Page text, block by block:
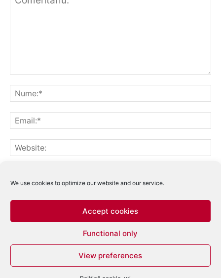
We use cookies to optimize our website and our service.
Accept cookies
Functional only
View preferences
Notifică-mă prin email când sunt publicate articole noi.
Acest site folosește Akismet pentru a reduce
Află cum sunt procesate datele
comentariilor tale